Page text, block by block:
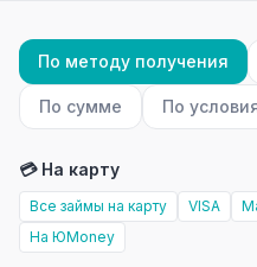
По методу получения
По сумме По
💳 На карту
Все займы на карту VISA
На ЮMoney